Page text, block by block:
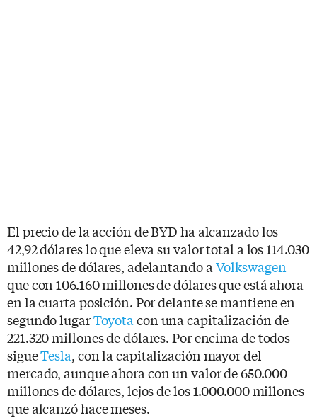
El precio de la acción de BYD ha alcanzado los
42,92 dólares lo que eleva su valor total a los 114.030
millones de dólares, adelantando a Volkswagen
que con 106.160 millones de dólares que está ahora
en la cuarta posición. Por delante se mantiene en
segundo lugarToyota con una capitalización de
221.320 millones de dólares. Por encima de todos
sigueTesla, con la capitalización mayor del
mercado, aunque ahora con un valor de 650.000
millones de dólares, lejos de los 1.000.000 millones
que alcanzó hace meses.